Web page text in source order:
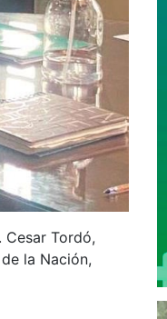
Tordó,
la Nación,